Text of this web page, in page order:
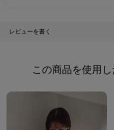
レビューを書く
この商品を使用